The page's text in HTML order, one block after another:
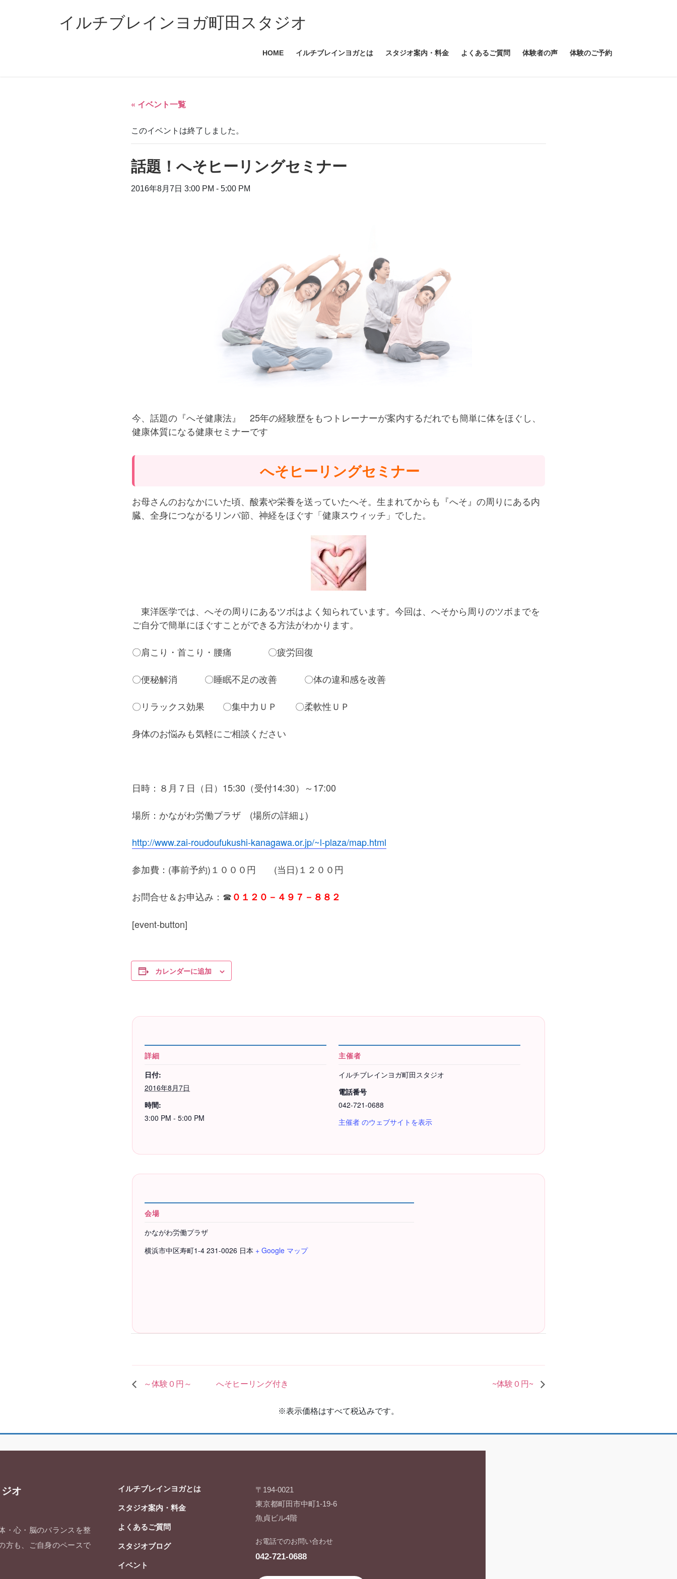
イルチブレインヨガ町田スタジオ
HOME イルチブレインヨガとは スタジオ案内・料金 よくあるご質問 体験者の声 体験のご予約
« イベント一覧
このイベントは終了しました。
話題！へそヒーリングセミナー
2016年8月7日 3:00 PM - 5:00 PM
今、話題の『へそ健康法』 25年の経験歴をもつトレーナーが案内するだれでも簡単に体をほぐし、
健康体質になる健康セミナーです
へそヒーリングセミナー
お母さんのおなかにいた頃、酸素や栄養を送っていたへそ。生まれてからも『へそ』の周りにある内
臓、全身につながるリンパ節、神経をほぐす「健康スウィッチ」でした。
東洋医学では、へその周りにあるツボはよく知られています。今回は、へそから周りのツボまでを
ご自分で簡単にほぐすことができる方法がわかります。
〇肩こり・首こり・腰痛 〇疲労回復
〇便秘解消 〇睡眠不足の改善 〇体の違和感を改善
〇リラックス効果 〇集中力ＵＰ 〇柔軟性ＵＰ
身体のお悩みも気軽にご相談ください
日時：８月７日（日）15:30（受付14:30）～17:00
場所：かながわ労働プラザ (場所の詳細↓)
http://www.zai-roudoufukushi-kanagawa.or.jp/~l-plaza/map.html
参加費：(事前予約)１０００円 (当日)１２００円
お問合せ＆お申込み：☎０１２０－４９７－８８２
[event-button]
カレンダーに追加
詳細
日付:
2016年8月7日
時間:
3:00 PM - 5:00 PM
主催者
イルチブレインヨガ町田スタジオ
電話番号
042-721-0688
主催者 のウェブサイトを表示
会場
かながわ労働プラザ
横浜市中区寿町1-4 231-0026 日本 + Google マップ
～体験０円～ へそヒーリング付き ~体験０円~
※表示価格はすべて税込みです。
オ
・心・脳のバランスを整
方も、ご自身のペースで
イルチブレインヨガとは
スタジオ案内・料金
よくあるご質問
スタジオブログ
イベント
〒194-0021
東京都町田市中町1-19-6
魚貞ビル4階
お電話でのお問い合わせ
042-721-0688